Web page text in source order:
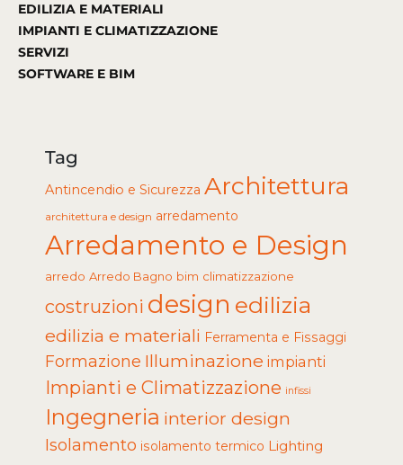
EDILIZIA E MATERIALI
IMPIANTI E CLIMATIZZAZIONE
SERVIZI
SOFTWARE E BIM
Tag
Antincendio e Sicurezza Architettura
architettura e design arredamento
Arredamento e Design
arredo Arredo Bagno bim climatizzazione
costruzioni design edilizia
edilizia e materiali Ferramenta e Fissaggi
Formazione Illuminazione impianti
Impianti e Climatizzazione infissi
Ingegneria interior design
Isolamento isolamento termico Lighting